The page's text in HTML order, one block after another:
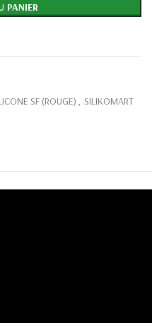
PANIER
SF (ROUGE) , SILIKOMART